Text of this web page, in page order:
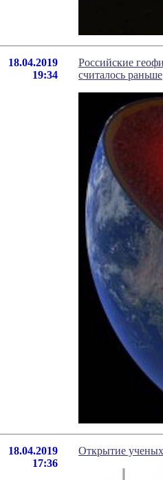
18.04.2019
19:34
Российские
считалось раньше
18.04.2019
17:36
Открытие